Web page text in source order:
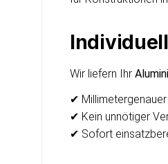
Wir liefern Ihr
✔
✔ Kein unnötiger
✔ Sofort